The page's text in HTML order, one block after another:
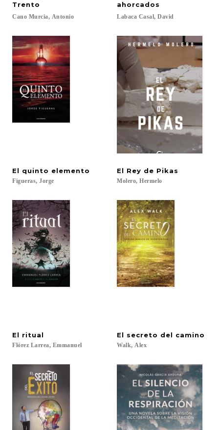
Trento
Cano Murcia, Antonio
ahorcados
Labaca Casal, David
El quinto elemento
Figueras, Jorge
El Rey de Pikas
Molero, Hermelo
El ritual
Flórez Larrea, Emmanuel
El secreto del camino
Walk, Alex